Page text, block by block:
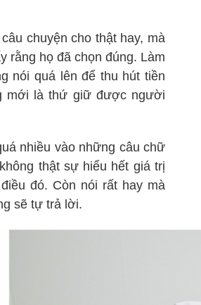
chuyện cho thật hay, mà
rằng họ đã chọn đúng. Làm
nói quá lên để thu hút tiền
mới là thứ giữ được người
nhiều vào những câu chữ
thật sự hiểu hết giá trị
đó. Còn nói rất hay mà
sẽ tự trả lời.